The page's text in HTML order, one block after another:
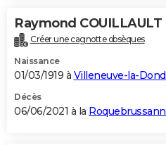
Raymond COUILLAULT
Créer une cagnotte obsèques
Naissance
01/03/1919 à Villeneuve-la-
Décès
06/06/2021 à la